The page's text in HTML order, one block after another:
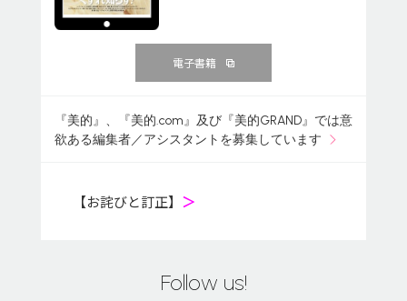
電子書籍
『美的』、『美的.com』及び『美的GRAND』では意
欲ある編集者／アシスタントを募集しています
【お詫びと訂正】 ＞
Follow us!